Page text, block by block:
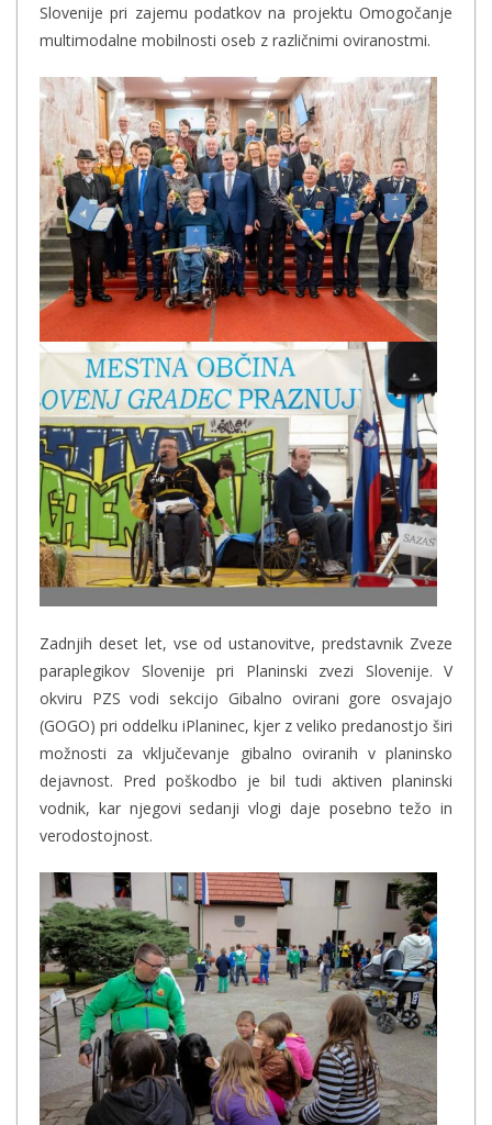
Slovenije pri zajemu podatkov na projektu Omogočanje
multimodalne mobilnosti oseb z različnimi oviranostmi.
Zadnjih deset let, vse od ustanovitve, predstavnik Zveze
paraplegikov Slovenije pri Planinski zvezi Slovenije. V
okviru PZS vodi sekcijo Gibalno ovirani gore osvajajo
(GOGO) pri oddelku iPlaninec, kjer z veliko predanostjo širi
možnosti za vključevanje gibalno oviranih v planinsko
dejavnost. Pred poškodbo je bil tudi aktiven planinski
vodnik, kar njegovi sedanji vlogi daje posebno težo in
verodostojnost.